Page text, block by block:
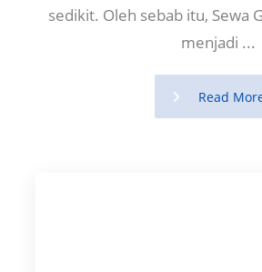
sedikit. Oleh sebab itu, Sewa
menjadi ...
Read